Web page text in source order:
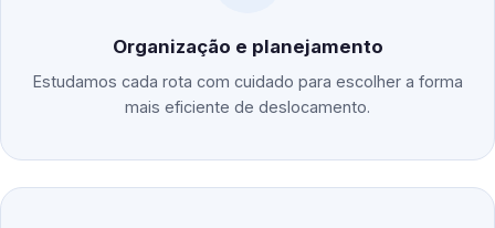
Organização e planejamento
Estudamos cada rota com cuidado para escolher a forma
mais eficiente de deslocamento.